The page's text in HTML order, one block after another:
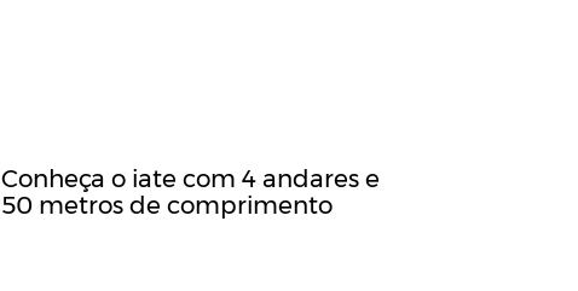
Conheça o iate com 4 andares e
50 metros de comprimento